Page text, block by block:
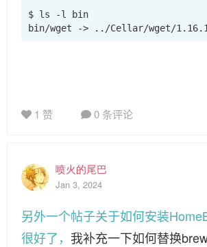
$ ls -l bin
bin/wget -> ../Cellar/wget/
1 赞 0 条评论
喷火的尾巴
Jan 3, 2024
另外一个帖子关于如何安装
很好了， 我补充一下如何替换